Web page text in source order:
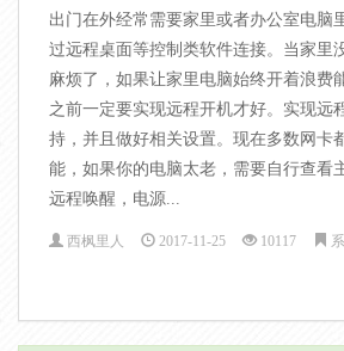
出门在外经常需要家里或者办公室电脑
过远程桌面等控制类软件连接。当家里
麻烦了，如果让家里电脑始终开着浪费
之前一定要实现远程开机才好。实现远
持，并且做好相关设置。现在多数网卡
能，如果你的电脑太老，需要自行查看
远程唤醒，电源...
西枫里人 2017-11-25 10117